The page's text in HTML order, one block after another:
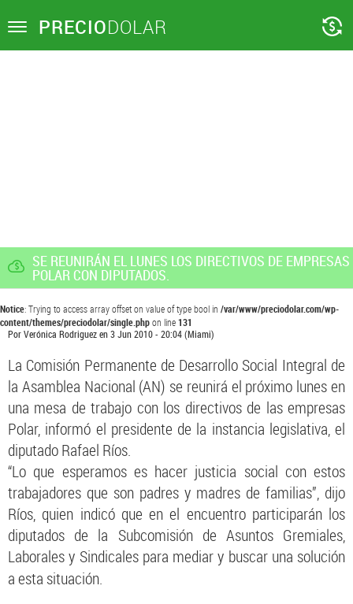
Toggle PRECIODOLAR
SE REUNIRÁN EL LUNES LOS DIRECTIVOS DE EMPRESAS
POLAR CON DIPUTADOS.
Notice: Trying to access array offset on value of type bool in /var/www/preciodolar.com/wp-
content/themes/preciodolar/single.phpon line131
PorVerónica Rodriguezen3 Jun 2010 - 20:04(Miami)
La Comisión Permanente de Desarrollo Social Integral de
la Asamblea Nacional (AN) se reunirá el próximo lunes en
una mesa de trabajo con los directivos de las empresas
Polar, informó el presidente de la instancia legislativa, el
diputado Rafael Ríos.
“Lo que esperamos es hacer justicia social con estos
trabajadores que son padres y madres de familias”, dijo
Ríos, quien indicó que en el encuentro participarán los
diputados de la Subcomisión de Asuntos Gremiales,
Laborales y Sindicales para mediar y buscar una solución
a esta situación.